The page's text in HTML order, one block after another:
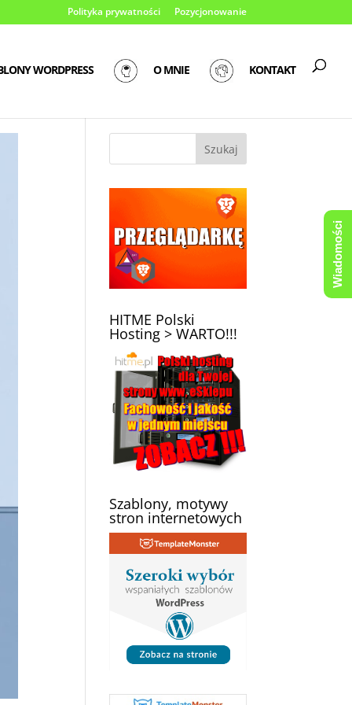
Polityka prywatności Pozycjonowanie
WORDPRESS O MNIE KONTAKT
HITME Polski
Hosting > WARTO!!!
Szablony, motywy
stron internetowych
Wiadomości